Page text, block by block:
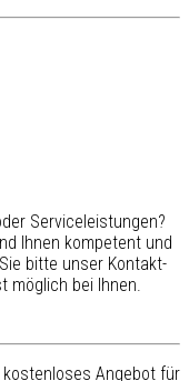
Serviceleistungen?
Ihnen kompetent und
bitte unser Kontakt-
möglich bei Ihnen.
kostenloses Angebot für